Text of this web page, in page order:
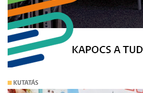
KUTATÁS